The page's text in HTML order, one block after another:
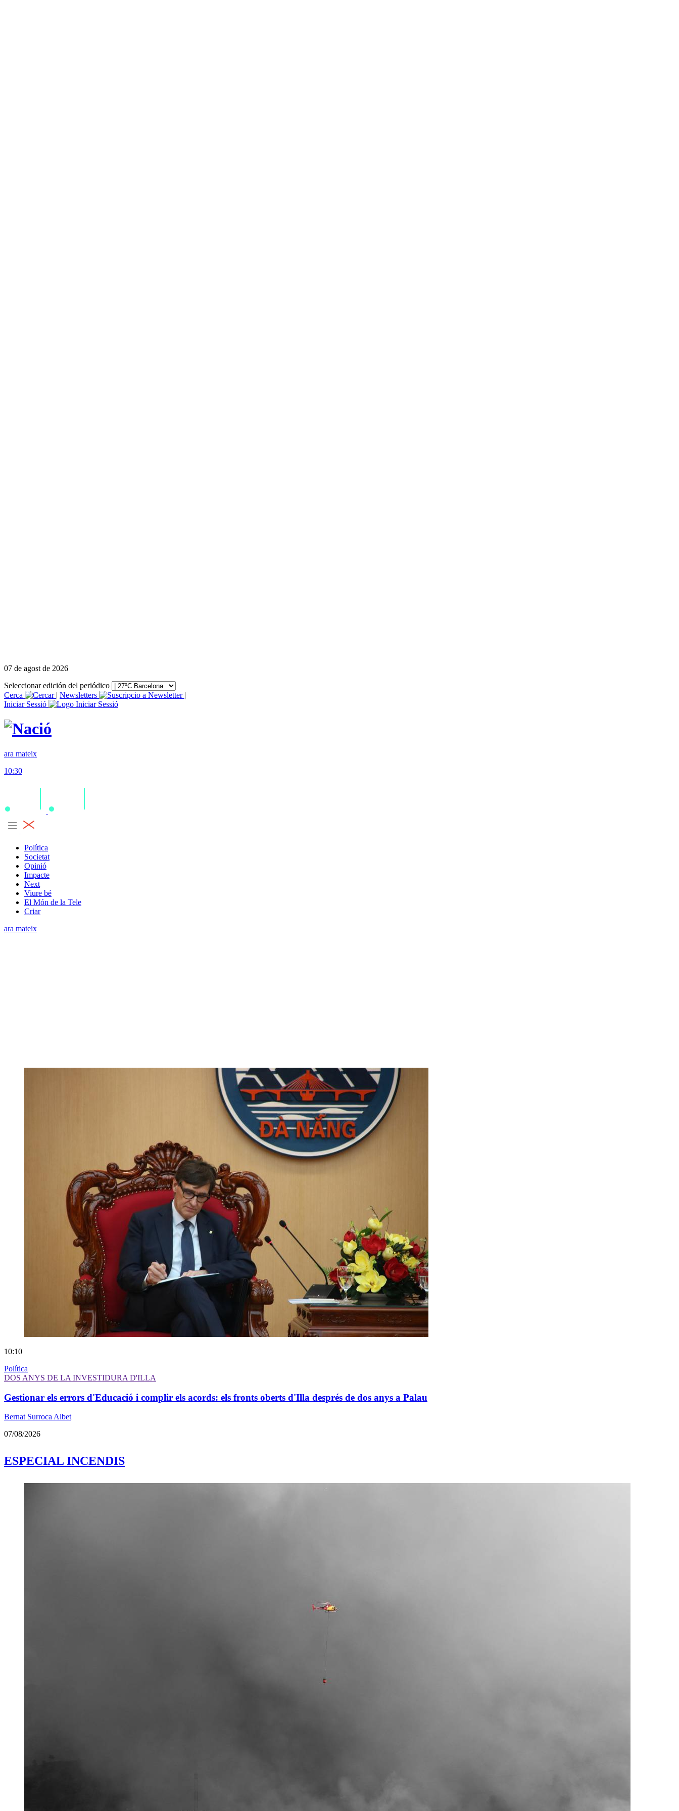
07 de agost de 2026
Seleccionar edición del periódico
Cerca
| Newsletters
|
Iniciar Sessió
ara mateix
10:30
Política
Societat
Opinió
Impacte
Next
Viure bé
El Món de la Tele
Criar
ara mateix
10:10
Política
DOS ANYS DE LA INVESTIDURA D'ILLA
Gestionar els errors d'Educació i complir els acords: els fronts oberts d'Illa després de dos anys a Palau
Bernat Surroca Albet
07/08/2026
ESPECIAL INCENDIS